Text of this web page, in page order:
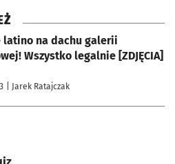
latino na dachu galerii
Wszystko legalnie [ZDJĘCIA]
| Jarek Ratajczak